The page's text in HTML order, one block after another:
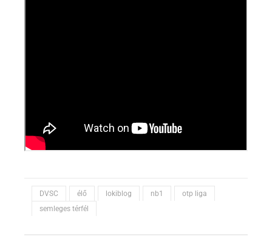
DVSC élő lokiblog nb1
otp liga
semleges térfél